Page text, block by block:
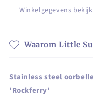
Picasso
Winkelgegevens
Waarom Little
Stainless steel
'Rockferry'